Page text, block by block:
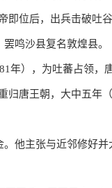
即位后，出兵击破吐
鸣沙县复名敦煌县。
年），为吐蕃占领，
唐王朝，大中五年
他主张与近邻修好